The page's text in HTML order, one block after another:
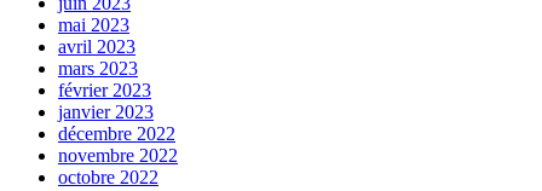
mai 2023
avril 2023
mars 2023
février 2023
janvier 2023
décembre 2022
novembre 2022
octobre 2022